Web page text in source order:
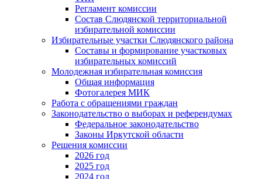
Регламент комиссии
Состав Слюдянской территориальной
избирательной комиссии
Избирательные участки Слюдянского района
Составы и формирование участковых
избирательных комиссий
Молодежная избирательная комиссия
Общая информация
Фотогалерея МИК
Работа с обращениями граждан
Законодательство о выборах и референдумах
Федеральное законодательство
Законы Иркутской области
Решения комиссии
2026 год
2025 год
2024 год